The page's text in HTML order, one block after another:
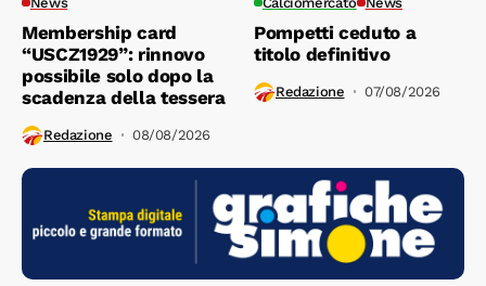
Membership card
“USCZ1929”: rinnovo
possibile solo dopo la
scadenza della tessera
Redazione 08/08/2026
Pompetti ceduto a
titolo definitivo
Redazione 07/08/2026